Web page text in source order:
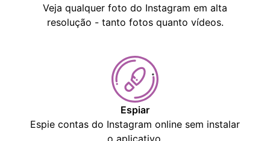
Veja qualquer foto do Instagram em alta
resolução - tanto fotos quanto vídeos.
Espiar
Espie contas do Instagram online sem instalar
o aplicativo.